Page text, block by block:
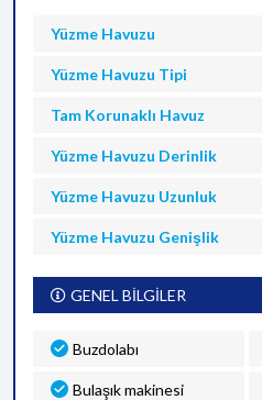
Yüzme Havuzu
Yüzme Havuzu Tipi
Tam Korunaklı Havuz
Yüzme Havuzu Derinlik
Yüzme Havuzu Uzunluk
Yüzme Havuzu Genişlik
GENEL BİLGİLER
Buzdolabı
Bulaşık makinesi